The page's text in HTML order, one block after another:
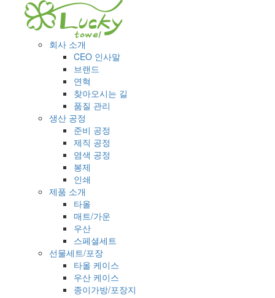
회사 소개
CEO 인사말
브랜드
연혁
찾아오시는 길
품질 관리
생산 공정
준비 공정
제직 공정
염색 공정
봉제
인쇄
제품 소개
타올
매트/가운
우산
스페셜세트
선물세트/포장
타올 케이스
우산 케이스
종이가방/포장지